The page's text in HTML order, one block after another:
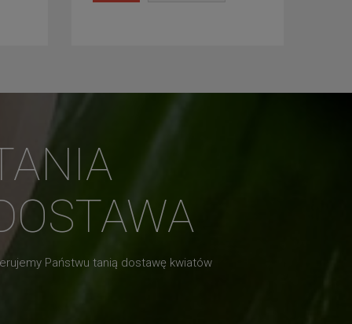
Państwu tanią dostawę kwiatów